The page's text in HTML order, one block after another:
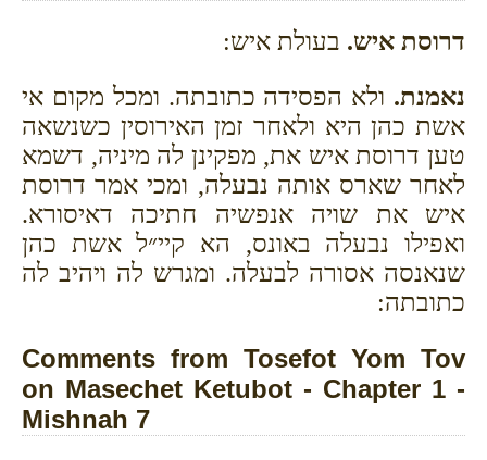
דרוסת איש. בעולת איש:
נאמנת. ולא הפסידה כתובתה. ומכל מקום אי
אשת כהן היא ולאחר זמן האירוסין כשנשאה
טען דרוסת איש את, מפקינן לה מיניה, דשמא
לאחר שארס אותה נבעלה, ומכי אמר דרוסת
איש את שויה אנפשיה חתיכה דאיסורא.
ואפילו נבעלה באונס, הא קיי״ל אשת כהן
שנאנסה אסורה לבעלה. ומגרש לה ויהיב לה
כתובתה:
Comments from Tosefot Yom Tov
on Masechet Ketubot - Chapter 1 -
Mishnah 7